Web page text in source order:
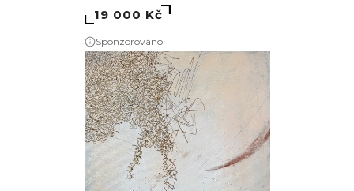
19 000 Kč
Sponzorováno